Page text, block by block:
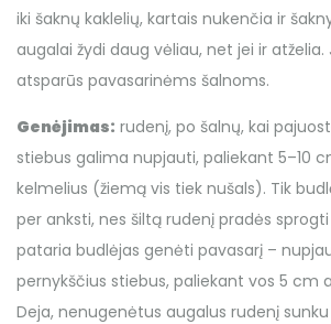
iki šaknų kaklelių, kartais nukenčia ir
augalai žydi daug vėliau, net jei ir atželia.
atsparūs pavasarinėms šalnoms.
Genėjimas: rudenį, po šalnų, kai
stiebus galima nupjauti, paliekant 5–10
kelmelius (žiemą vis tiek nušals). Tik
per anksti, nes šiltą rudenį pradės
pataria budlėjas genėti pavasarį –
pernykščius stiebus, paliekant vos 5 cm
Deja, nenugenėtus augalus rudenį